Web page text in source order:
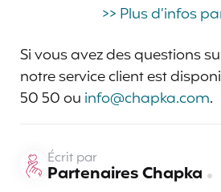
>> Plus d’infos
Si vous avez des questions
notre service client est
50 50 ou info@chapka.com.
Écrit par
Partenaires Chapka